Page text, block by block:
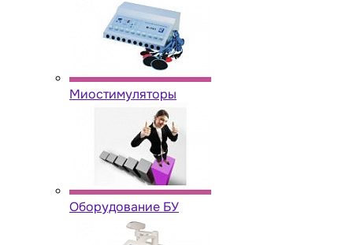
Миостимуляторы
Оборудование БУ